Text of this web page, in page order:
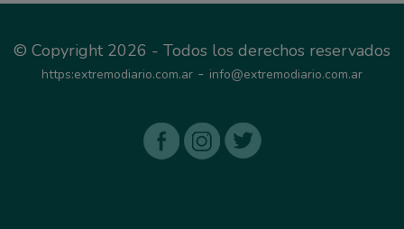
© Copyright 2026 - Todos los derechos reservados
https:extremodiario.com.ar - info@extremodiario.com.ar